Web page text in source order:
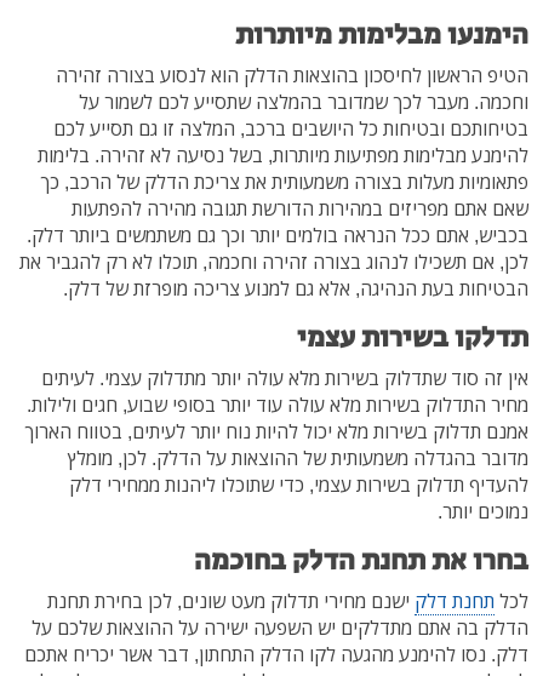
הימנעו מבלימות מיותרות
הטיפ הראשון לחיסכון בהוצאות הדלק הוא לנסוע בצורה זהירה
וחכמה. מעבר לכך שמדובר בהמלצה שתסייע לכם לשמור על
בטיחותכם ובטיחות כל היושבים ברכב, המלצה זו גם תסייע לכם
להימנע מבלימות מפתיעות מיותרות, בשל נסיעה לא זהירה. בלימות
פתאומיות מעלות בצורה משמעותית את צריכת הדלק של הרכב, כך
שאם אתם מפריזים במהירות הדורשת תגובה מהירה להפתעות
בכביש, אתם ככל הנראה בולמים יותר וכך גם משתמשים ביותר דלק.
לכן, אם תשכילו לנהוג בצורה זהירה וחכמה, תוכלו לא רק להגביר את
הבטיחות בעת הנהיגה, אלא גם למנוע צריכה מופרזת של דלק.
תדלקו בשירות עצמי
אין זה סוד שתדלוק בשירות מלא עולה יותר מתדלוק עצמי. לעיתים
מחיר התדלוק בשירות מלא עולה עוד יותר בסופי שבוע, חגים ולילות.
אמנם תדלוק בשירות מלא יכול להיות נוח יותר לעיתים, בטווח הארוך
מדובר בהגדלה משמעותית של ההוצאות על הדלק. לכן, מומלץ
להעדיף תדלוק בשירות עצמי, כדי שתוכלו ליהנות ממחירי דלק
נמוכים יותר.
בחרו את תחנת הדלק בחוכמה
לכל תחנת דלק ישנם מחירי תדלוק מעט שונים, לכן בחירת תחנת
הדלק בה אתם מתדלקים יש השפעה ישירה על ההוצאות שלכם על
דלק. נסו להימנע מהגעה לקו הדלק התחתון, דבר אשר יכריח אתכם